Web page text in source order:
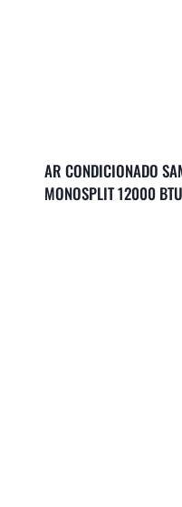
AR CONDICIONADO
MONOSPLIT 12000 BTU